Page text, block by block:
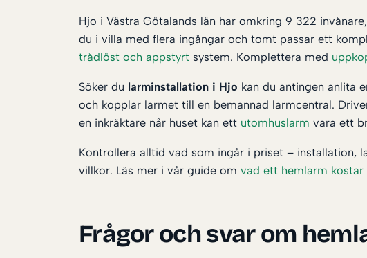
Hjo i Västra Götalands län har omkring 9 322
du i villa med flera ingångar och tomt passar ett
trådlöst och appstyrt system. Komplettera med
Söker du larminstallation i Hjo kan du antingen anlita
och kopplar larmet till en bemannad larmcentral.
en inkräktare når huset kan ett utomhuslarm vara ett
Kontrollera alltid vad som ingår i priset – installation,
villkor. Läs mer i vår guide om vad ett hemlarm kostar
Frågor och svar om